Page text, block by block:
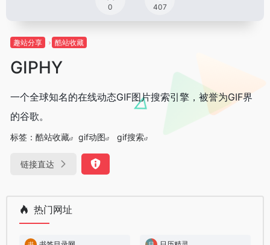
0 407
趣站分享 酷站收藏
GIPHY
一个全球知名的在线动态GIF图片搜索引擎，被誉为GIF界
的谷歌。
标签： 酷站收藏 gif动图 gif搜索
链接直达
热门网址